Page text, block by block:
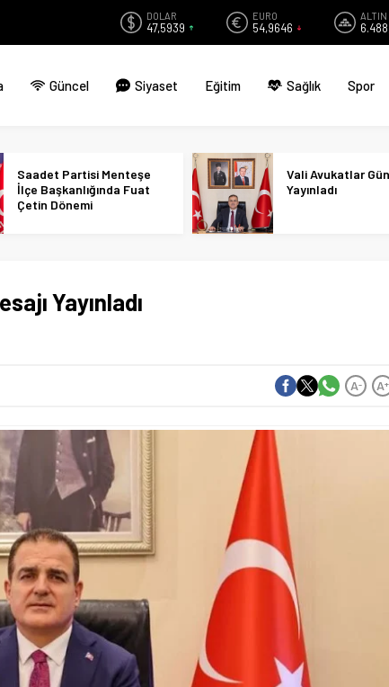
DOLAR
47,5939
EURO
54,9646
ALTIN
Güncel Siyaset Eğitim Sağlık Spor
Saadet Partisi Menteşe
İlçe Başkanlığında Fuat
Çetin Dönemi
Vali Avukatlar
Yayınladı
Yayınladı
A+
A-